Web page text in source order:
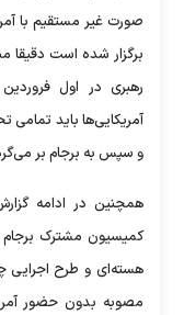
برگزار شده است
آمریکایی‌ها باید تمامی
و سپس به برجام بر
همچنین در ادامه
کمیسیون مشترک برجام
هسته‌ای و طرح اجرایی
مصوبه بدون حضور